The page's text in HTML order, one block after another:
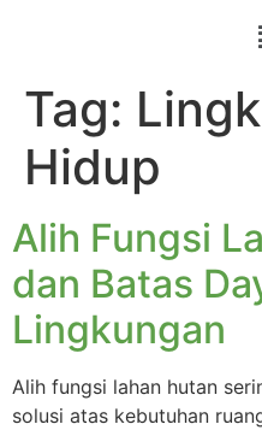
Tag:
Hidup
Alih Fungsi
dan Batas
Lingkungan
Alih fungsi lahan hutan
solusi atas kebutuhan